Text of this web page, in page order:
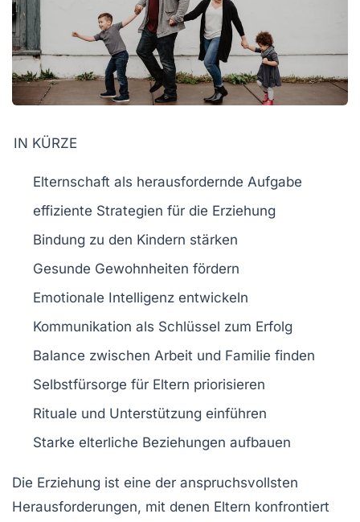
IN KÜRZE
Elternschaft als herausfordernde Aufgabe
effiziente Strategien für die Erziehung
Bindung zu den Kindern stärken
Gesunde Gewohnheiten fördern
Emotionale Intelligenz entwickeln
Kommunikation als Schlüssel zum Erfolg
Balance zwischen Arbeit und Familie finden
Selbstfürsorge für Eltern priorisieren
Rituale und Unterstützung einführen
Starke elterliche Beziehungen aufbauen
Die Erziehung ist eine der anspruchsvollsten
Herausforderungen, mit denen Eltern konfrontiert